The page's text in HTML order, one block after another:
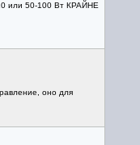
или 50-100 Вт КРАЙНЕ
оно для